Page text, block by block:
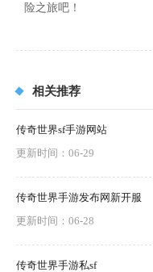
险之旅吧！
相关推荐
传奇世界sf手游网站
更新时间：06-29
传奇世界手游发布网新开服
更新时间：06-28
传奇世界手游私sf